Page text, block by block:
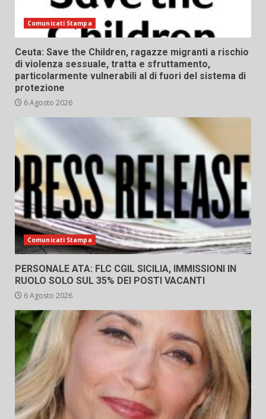
Comunicati Stampa
Ceuta: Save the Children, ragazze migranti a rischio
di violenza sessuale, tratta e sfruttamento,
particolarmente vulnerabili al di fuori del sistema di
protezione
6 Agosto 2026
Comunicati Stampa
PERSONALE ATA: FLC CGIL SICILIA, IMMISSIONI IN
RUOLO SOLO SUL 35% DEI POSTI VACANTI
6 Agosto 2026